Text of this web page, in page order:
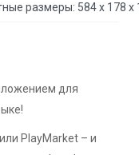
для
PlayMarket – и